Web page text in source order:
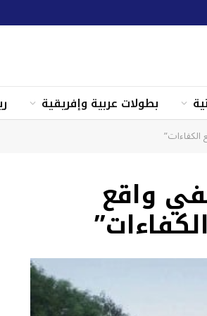
بطولات عربية وإفريقية
الكفاءات”
واقع